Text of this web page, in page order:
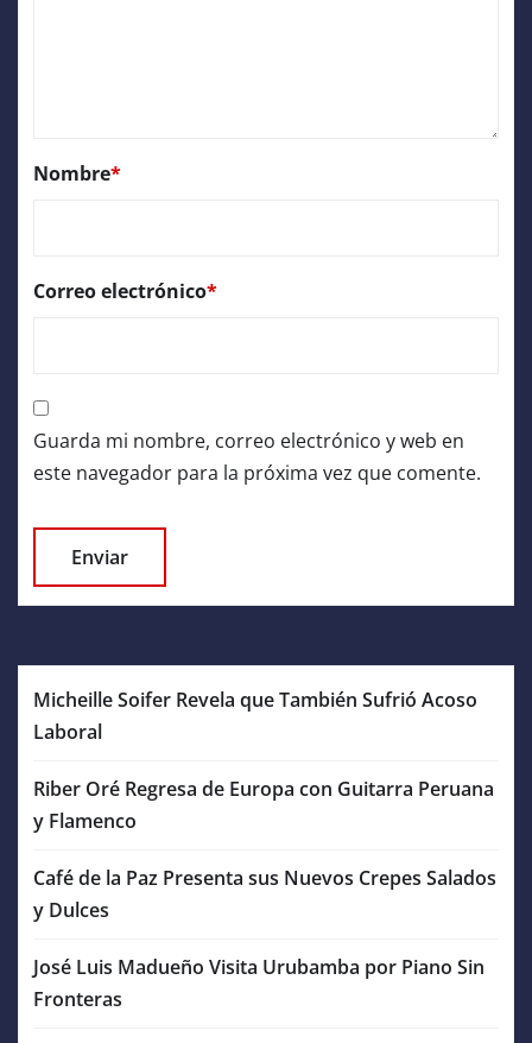
Nombre*
Correo electrónico*
Guarda mi nombre, correo electrónico y web en
este navegador para la próxima vez que comente.
Micheille Soifer Revela que También Sufrió Acoso
Laboral
Riber Oré Regresa de Europa con Guitarra Peruana
y Flamenco
Café de la Paz Presenta sus Nuevos Crepes Salados
y Dulces
José Luis Madueño Visita Urubamba por Piano Sin
Fronteras